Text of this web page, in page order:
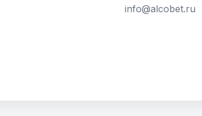
info@alcobet.ru